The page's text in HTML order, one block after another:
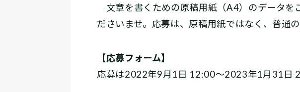
文章を書くための原稿用紙（A4）のデータを
ださいませ。応募は、原稿用紙ではなく、普通の
【応募フォーム】
応募は2022年9月1日 12:00～2023年1月31日